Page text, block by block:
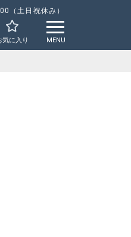
（土日祝休み）
気に入り MENU